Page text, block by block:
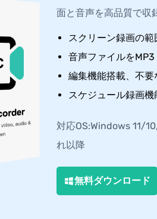
面と音声を高品質で収
スクリーン録画の
音声ファイルを
編集機能搭載、不
スケジュール録画
対応OS:Windows 11/
れ以降
無料ダウンロード